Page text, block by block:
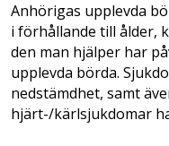
Anhörigas upplevda
i förhållande till ålder,
den man hjälper har
upplevda börda.
nedstämdhet, samt
hjärt-/kärlsjukdomar